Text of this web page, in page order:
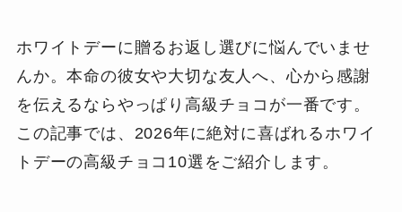
ホワイトデーに贈るお返し選びに悩んでいませ
んか。本命の彼女や大切な友人へ、心から感謝
を伝えるならやっぱり高級チョコが一番です。
この記事では、2026年に絶対に喜ばれるホワイ
トデーの高級チョコ10選をご紹介します。